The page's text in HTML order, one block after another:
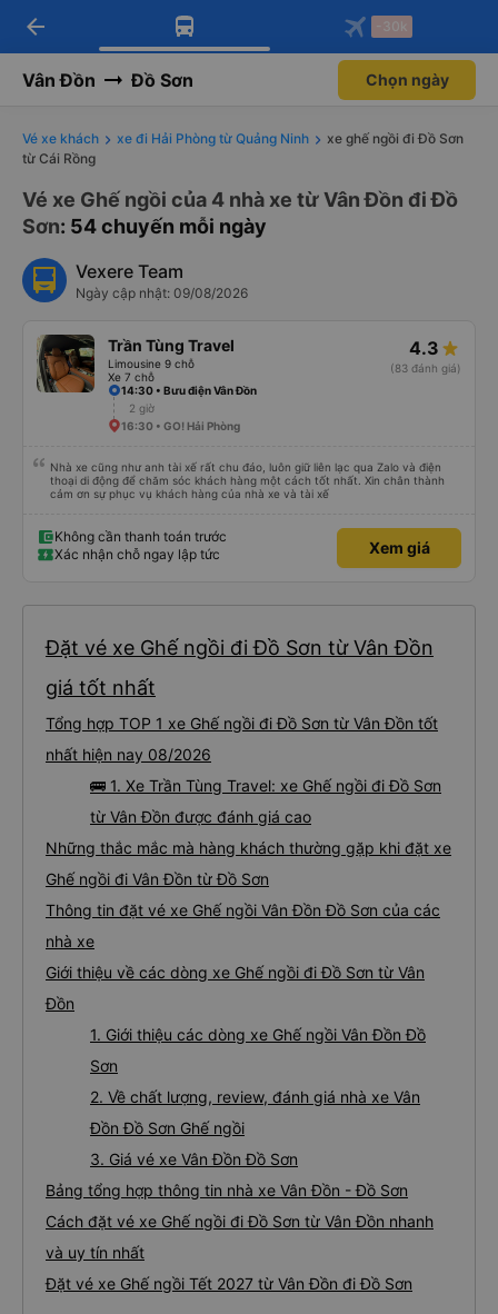
Tải app Vexere ngay!
Nhận ưu đãi thành viên độc
Mở app
Tải app Vexere
-30k/ghế khi đặt vé máy bay qua
Mở app
arrow_back -30k
Vân Đồn Đồ Sơn Chọn ngày
Vé xe khách xe đi Hải Phòng từ Quảng Ninh
xe ghế ngồi đi Đồ Sơn
từ Cái Rồng
Vé xe Ghế ngồi của 4 nhà xe từ Vân Đồn đi Đồ
Sơn: 54 chuyến mỗi ngày
Vexere Team
Ngày cập nhật: 09/08/2026
Trần Tùng Travel
Limousine 9 chỗ
Xe 7 chỗ
4.3
(83 đánh giá)
14:30 • Bưu điện Vân Đồn
2 giờ
16:30 • GO! Hải Phòng
Nhà xe cũng như anh tài xế rất chu đáo, luôn giữ liên lạc qua Zalo và điện
thoại di động để chăm sóc khách hàng một cách tốt nhất. Xin chân thành
cảm ơn sự phục vụ khách hàng của nhà xe và tài xế
Không cần thanh toán trước
Xác nhận chỗ ngay lập tức
Xem giá
Đặt vé xe Ghế ngồi đi Đồ Sơn từ Vân Đồn
giá tốt nhất
Tổng hợp TOP 1 xe Ghế ngồi đi Đồ Sơn từ Vân Đồn tốt
nhất hiện nay 08/2026
🚌 1. Xe Trần Tùng Travel: xe Ghế ngồi đi Đồ Sơn
từ Vân Đồn được đánh giá cao
Những thắc mắc mà hàng khách thường gặp khi đặt xe
Ghế ngồi đi Vân Đồn từ Đồ Sơn
Thông tin đặt vé xe Ghế ngồi Vân Đồn Đồ Sơn của các
nhà xe
Giới thiệu về các dòng xe Ghế ngồi đi Đồ Sơn từ Vân
Đồn
1. Giới thiệu các dòng xe Ghế ngồi Vân Đồn Đồ
Sơn
2. Về chất lượng, review, đánh giá nhà xe Vân
Đồn Đồ Sơn Ghế ngồi
3. Giá vé xe Vân Đồn Đồ Sơn
Bảng tổng hợp thông tin nhà xe Vân Đồn - Đồ Sơn
Cách đặt vé xe Ghế ngồi đi Đồ Sơn từ Vân Đồn nhanh
và uy tín nhất
Đặt vé xe Ghế ngồi Tết 2027 từ Vân Đồn đi Đồ Sơn